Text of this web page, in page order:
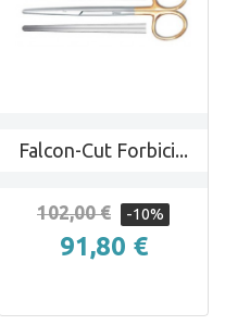
Falcon-Cut Forbici...
102,00 € -10%
91,80 €